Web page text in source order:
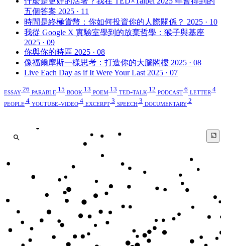
五個答案 2025 · 11
時間是終極貨幣：你如何投資你的人際關係？ 2025 · 10
我從 Google X 實驗室學到的放棄哲學：猴子與基座
2025 · 09
你與你的時區 2025 · 08
像福爾摩斯一樣思考：打造你的大腦閣樓 2025 · 08
Live Each Day as if It Were Your Last 2025 · 07
essay 26 parable 15 book 13 poem 13 ted-talk 12 podcast 6 letter 4
people 4 youtube-video 4 excerpt 3 speech 3 documentary 2